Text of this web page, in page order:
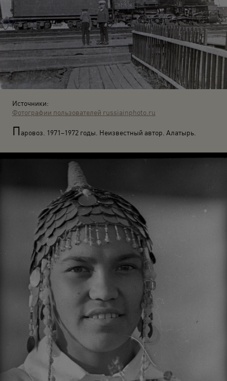
Источники:
Фотографии пользователей russiainphoto.ru
Паровоз. 1971–1972 годы. Неизвестный автор. Алатырь.